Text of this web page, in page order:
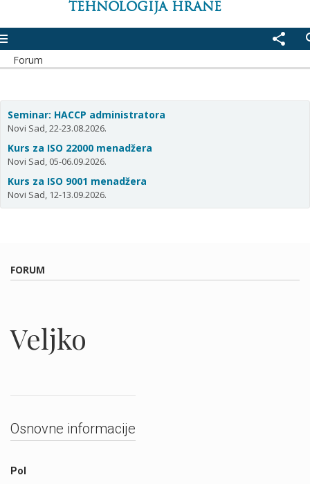
TEHNOLOGIJA HRANE
share
Forum
Seminar: HACCP administratora
Novi Sad, 22-23.08.2026.
Kurs za ISO 22000 menadžera
Novi Sad, 05-06.09.2026.
Kurs za ISO 9001 menadžera
Novi Sad, 12-13.09.2026.
FORUM
Veljko
Osnovne informacije
Pol